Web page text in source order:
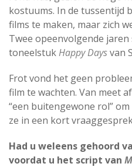
kostuums. In de tussentijd
films te maken, maar zich
Twee opeenvolgende
toneelstukHappy Daysvan
Frot vond het geen
film te wachten. Van meet
“een buitengewone rol”
ze in een kort
Had u weleens gehoord
voordat u het script van